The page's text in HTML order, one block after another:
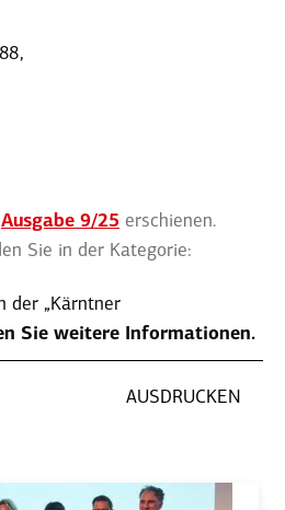
Ausgabe 9/25 erschienen.
Sie in der Kategorie:
der „Kärntner
Sie weitere Infor­ma­tionen.
AUSDRUCKEN